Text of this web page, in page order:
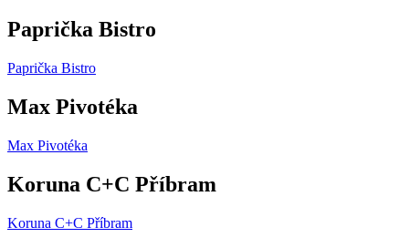
Paprička Bistro
Paprička Bistro
Max Pivotéka
Max Pivotéka
Koruna C+C Příbram
Koruna C+C Příbram